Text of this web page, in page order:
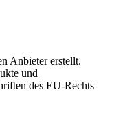
Anbieter erstellt.
und
des EU-Rechts